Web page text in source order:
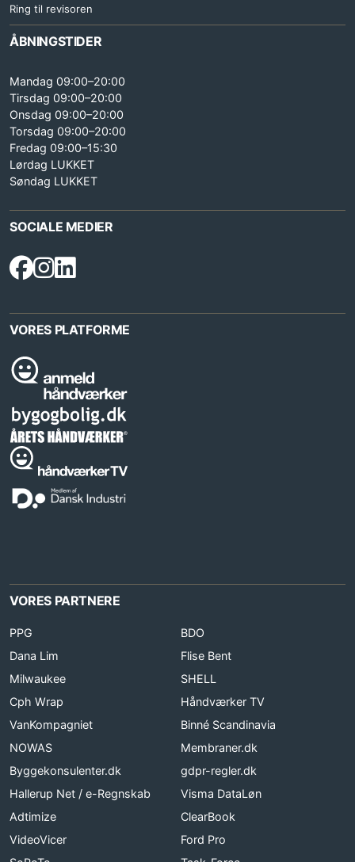
Ring til revisoren
ÅBNINGSTIDER
Mandag 09:00–20:00
Tirsdag 09:00–20:00
Onsdag 09:00–20:00
Torsdag 09:00–20:00
Fredag 09:00–15:30
Lørdag LUKKET
Søndag LUKKET
SOCIALE MEDIER
VORES PLATFORME
VORES PARTNERE
PPG
BDO
Dana Lim
Flise Bent
Milwaukee
SHELL
Cph Wrap
Håndværker TV
VanKompagniet
Binné Scandinavia
NOWAS
Membraner.dk
Byggekonsulenter.dk
gdpr-regler.dk
Hallerup Net / e-Regnskab
Visma DataLøn
Adtimize
ClearBook
VideoVicer
Ford Pro